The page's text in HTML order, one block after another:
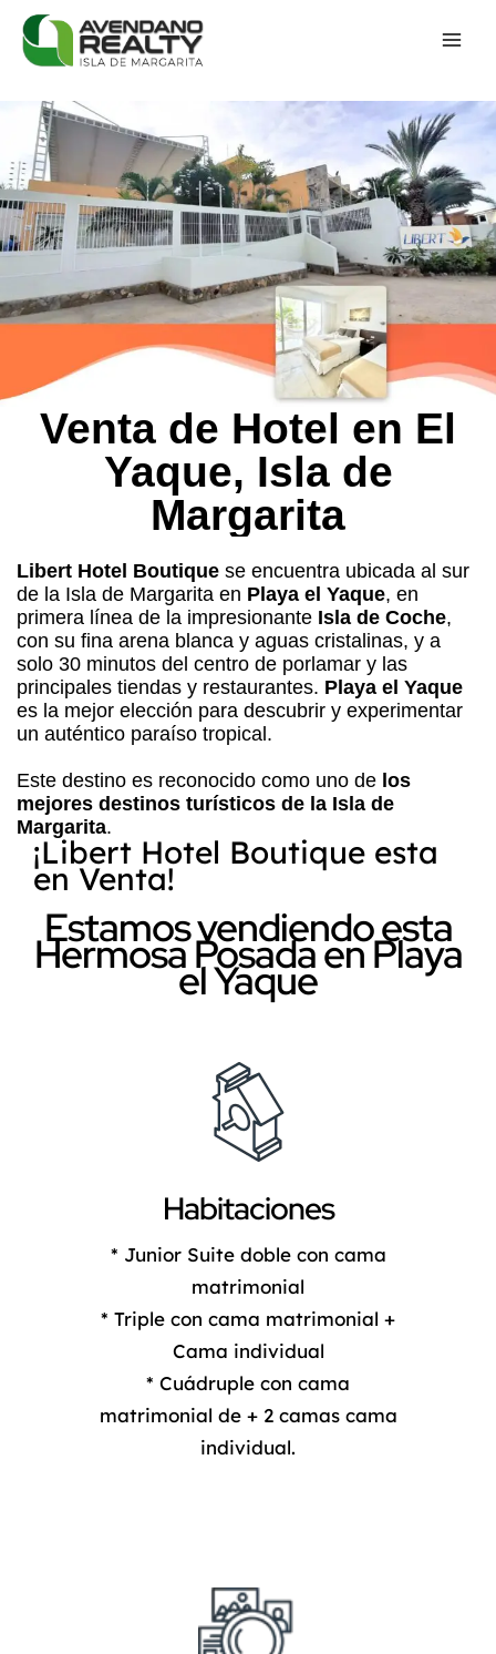
Venta de Hotel en El
Yaque, Isla de
Margarita
Libert Hotel Boutique se encuentra ubicada al sur
de la Isla de Margarita en Playa el Yaque, en
primera línea de la impresionante Isla de Coche,
con su fina arena blanca y aguas cristalinas, y a
solo 30 minutos del centro de porlamar y las
principales tiendas y restaurantes. Playa el Yaque
es la mejor elección para descubrir y experimentar
un auténtico paraíso tropical.
Este destino es reconocido como uno de los
mejores destinos turísticos de la Isla de
Margarita.
¡Libert Hotel Boutique esta
en Venta!
Estamos vendiendo esta
Hermosa Posada en Playa
el Yaque
Habitaciones
* Junior Suite doble con cama
matrimonial
* Triple con cama matrimonial +
Cama individual
* Cuádruple con cama
matrimonial de + 2 camas cama
individual.